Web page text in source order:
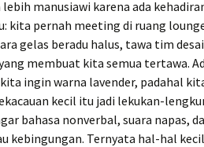
manusiawi karena ada
kita pernah meeting di ruang
gelas beradu halus, tawa tim
membuat kita semua tertawa.
ingin warna lavender, padahal
kecil itu jadi lekukan-
bahasa nonverbal, suara napas,
kebingungan. Ternyata hal-hal